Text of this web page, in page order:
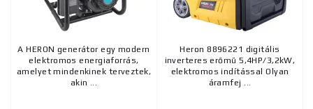
A HERON generátor egy modern
elektromos energiaforrás,
amelyet mindenkinek terveztek,
akin ...
Heron 8896221 digitális
inverteres erőmű 5,4HP/3,2kW,
elektromos indítással Olyan
áramfej ...